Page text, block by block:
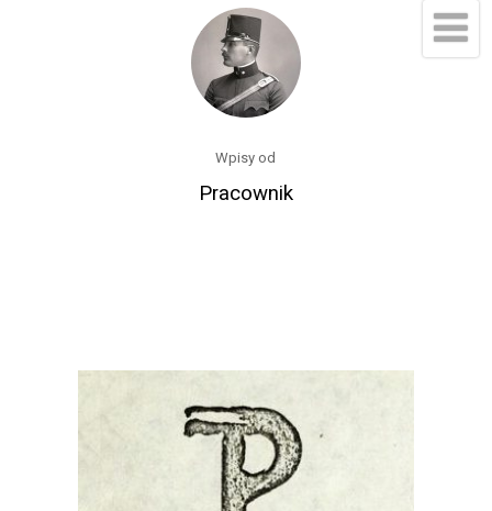
Wpisy od
Pracownik